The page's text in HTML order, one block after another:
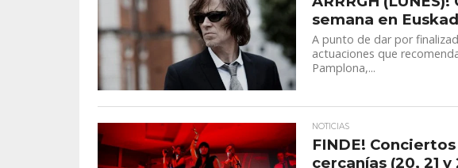
semana en
A punto de dar por
actuaciones que
Pamplona,...
NOTICIAS
FINDE!
cercanías (20, 21